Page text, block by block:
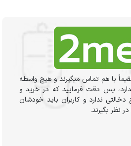
با هم تماس میگیرند و هیچ واسطه
پس دقت فرمایید که در خرید و
ندارد و کاربران باید خودشان
نظر بگیرند.